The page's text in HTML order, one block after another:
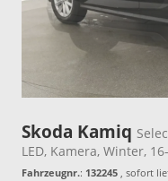
Skoda Kamiq
LED, Kamera, Winter,
Fahrzeugnr.: 132245 , sofort